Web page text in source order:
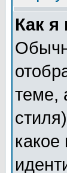
Как я
теме,